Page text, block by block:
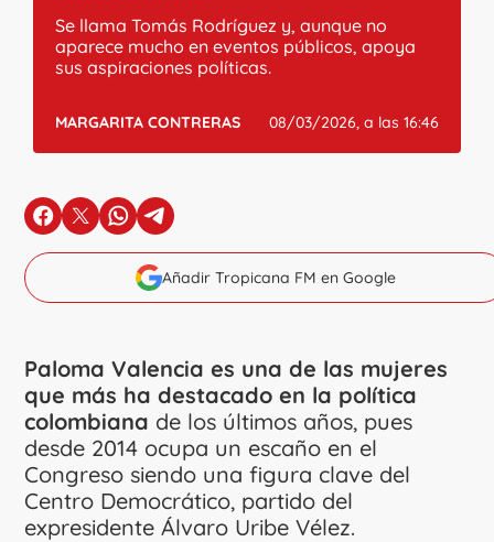
Se llama Tomás Rodríguez y, aunque no
aparece mucho en eventos públicos, apoya
sus aspiraciones políticas.
MARGARITA CONTRERAS 08/03/2026, a las 16:46
en Facebook
en Xen Whatsapp
en Telegram
Añadir Tropicana FM en Google
Paloma Valencia es una de las mujeres
que más ha destacado en la política
colombiana de los últimos años, pues
desde 2014 ocupa un escaño en el
Congreso siendo una figura clave del
Centro Democrático, partido del
expresidente Álvaro Uribe Vélez.